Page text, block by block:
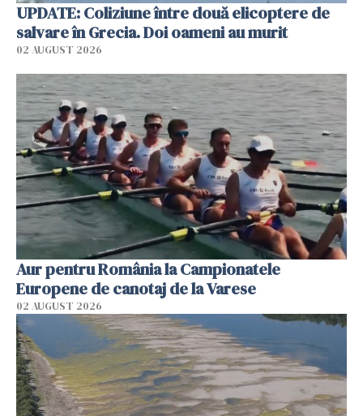
UPDATE: Coliziune între două elicoptere de
salvare în Grecia. Doi oameni au murit
02 AUGUST 2026
Aur pentru România la Campionatele
Europene de canotaj de la Varese
02 AUGUST 2026